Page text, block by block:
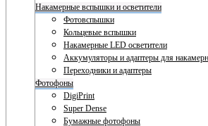
Накамерные вспышки и осветители
Фотовспышки
Кольцевые вспышки
Накамерные LED осветители
Аккумуляторы и адаптеры для
Переходники и адаптеры
Фотофоны
DigiPrint
Super Dense
Бумажные фотофоны